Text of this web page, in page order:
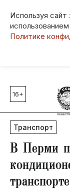
Используя
Политике
Главные темы
80 лет Победы
Молодежная
СВО
Социальная
16+
Транспорт
В Перми
транспорте